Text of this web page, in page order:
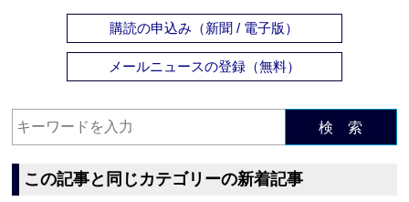
購読の申込み（新聞 / 電子版）
メールニュースの登録（無料）
検 索
この記事と同じカテゴリーの新着記事